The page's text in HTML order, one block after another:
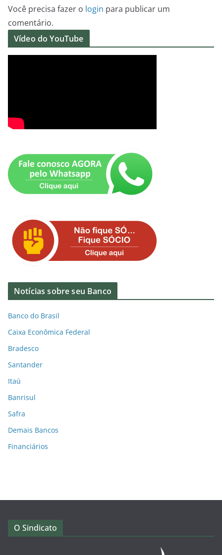
Você precisa fazer o login para publicar um
comentário.
Vídeo do YouTube
Notícias sobre seu Banco
Banco do Brasil
Caixa Econômica Federal
Bradesco
Santander
Itaú
Banrisul
Safra
Demais Bancos
Financiários
O Sindicato